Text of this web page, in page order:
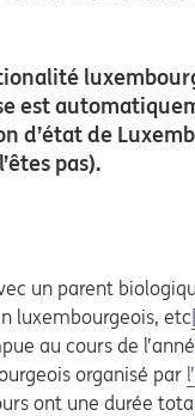
est
d’état de
pas).
un parent
luxembourgeois, etc
au cours de
organisé par
ont une durée